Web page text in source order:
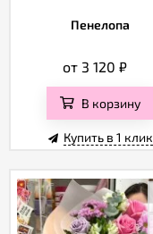
Пенелопа
от 3 120₽
В корзину
Купить в 1 клик